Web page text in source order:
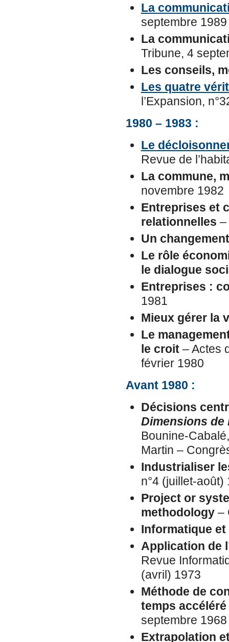
La
septembre 1989
La
Tribune, 4
Les conseils,
Les quatre
l’Expansion,
1980 – 1983 :
Le
Revue de
La commune,
novembre 1982
Entreprises et
relationnelles –
Un
Le rôle
le dialogue
Entreprises :
1981
Mieux gérer la
Le
le croit– Actes
février 1980
Avant 1980 :
Décisions
Dimensions de
Bounine-
Martin –
Industrialiser
n°4 (juillet-août)
Project or
methodology–
Informatique
Application de
Revue
(avril) 1973
Méthode de
temps accéléré
septembre 1968
Extrapolation